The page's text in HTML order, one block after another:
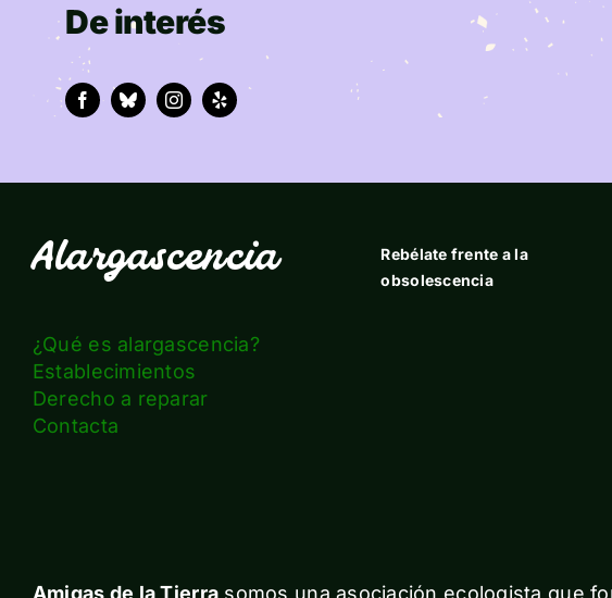
De interés
Alargascencia
Rebélate frente a la
obsolescencia
¿Qué es alargascencia?
Establecimientos
Derecho a reparar
Contacta
Amigas de la Tierra somos una asociación ecologista que